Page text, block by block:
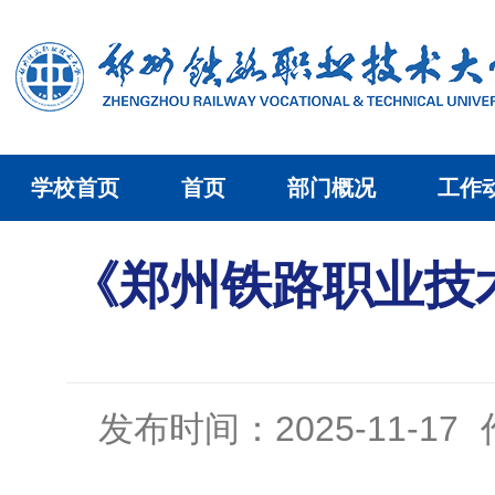
学校首页 首页 部门概况 工作
《郑州铁路职业
发布时间：2025-11-17